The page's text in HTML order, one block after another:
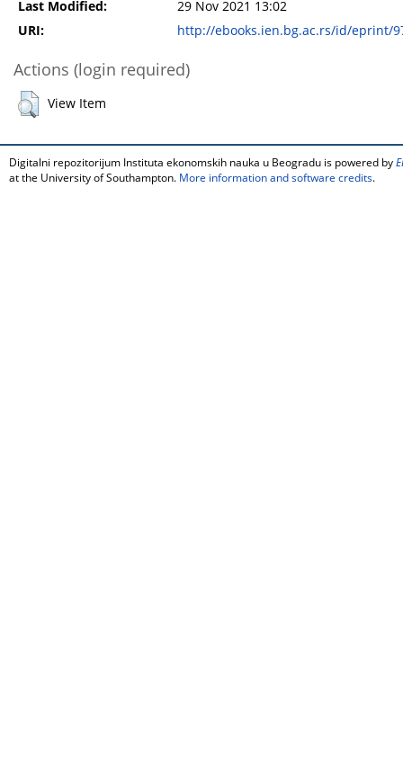
Last Modified:
29 Nov 2021 13:02
URI:
http://ebooks.ien.bg.ac.rs/id/eprint/
Actions (login required)
View Item
Digitalni repozitorijum Instituta ekonomskih nauka u Beogradu is powered by
at the University of Southampton. More information and software credits.